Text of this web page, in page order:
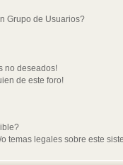
Grupo de Usuarios?
no deseados!
de este foro!
temas legales sobre este